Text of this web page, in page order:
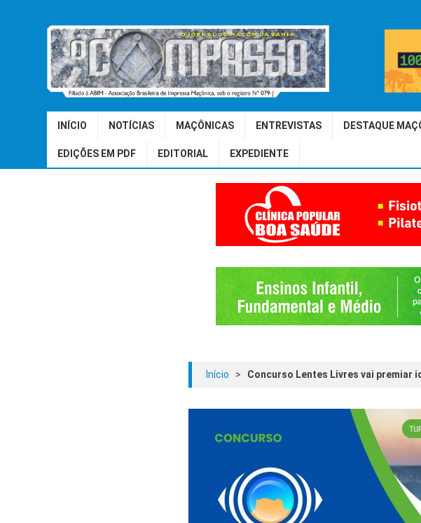
INÍCIO NOTÍCIAS MAÇÔNICAS ENTREVISTAS DESTAQUE
EDIÇÕES EM PDF EDITORIAL EXPEDIENTE
Início > Concurso Lentes Livres vai premiar